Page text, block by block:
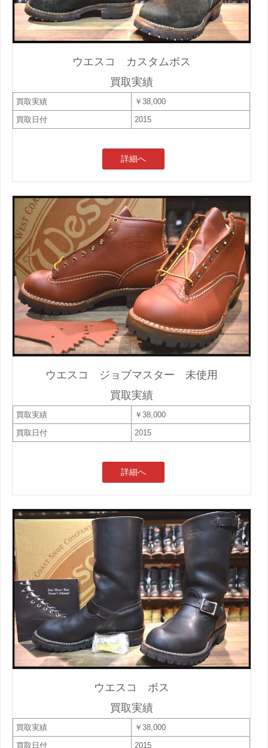
ウエスコ カスタムボス
買取実績
買取実績
￥38,000
買取日付
2015
詳細へ
ウエスコ ジョブマスター 未使用
買取実績
買取実績
￥38,000
買取日付
2015
詳細へ
ウエスコ ボス
買取実績
買取実績
￥38,000
買取日付
2015